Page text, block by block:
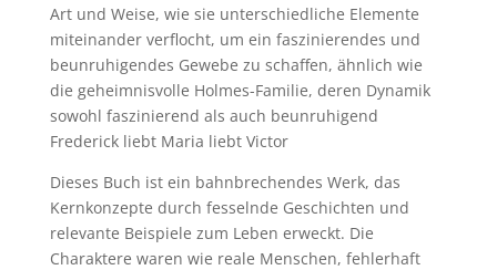
Art und Weise, wie sie unterschiedliche Elemente
miteinander verflocht, um ein faszinierendes und
beunruhigendes Gewebe zu schaffen, ähnlich wie
die geheimnisvolle Holmes-Familie, deren Dynamik
sowohl faszinierend als auch beunruhigend
Frederick liebt Maria liebt Victor
Dieses Buch ist ein bahnbrechendes Werk, das
Kernkonzepte durch fesselnde Geschichten und
relevante Beispiele zum Leben erweckt. Die
Charaktere waren wie reale Menschen, fehlerhaft